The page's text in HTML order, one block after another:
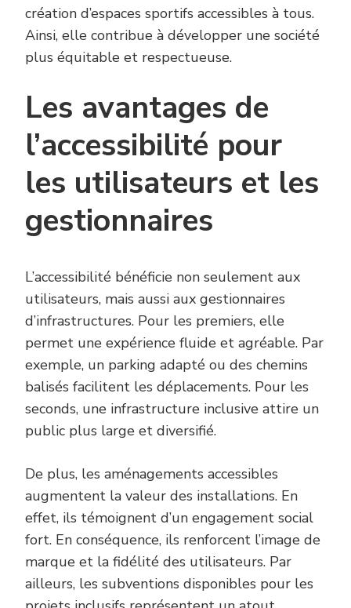
création d’espaces sportifs accessibles à tous.
Ainsi, elle contribue à développer une société
plus équitable et respectueuse.
Les avantages de
l’accessibilité pour
les utilisateurs et les
gestionnaires
L’accessibilité bénéficie non seulement aux
utilisateurs, mais aussi aux gestionnaires
d’infrastructures. Pour les premiers, elle
permet une expérience fluide et agréable. Par
exemple, un parking adapté ou des chemins
balisés facilitent les déplacements. Pour les
seconds, une infrastructure inclusive attire un
public plus large et diversifié.
De plus, les aménagements accessibles
augmentent la valeur des installations. En
effet, ils témoignent d’un engagement social
fort. En conséquence, ils renforcent l’image de
marque et la fidélité des utilisateurs. Par
ailleurs, les subventions disponibles pour les